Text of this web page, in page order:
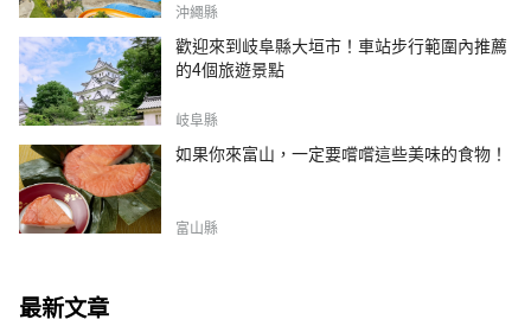
沖繩縣
歡迎來到岐阜縣大垣市！車站步行範圍內推薦
的4個旅遊景點
岐阜縣
如果你來富山，一定要嚐嚐這些美味的食物！
富山縣
最新文章